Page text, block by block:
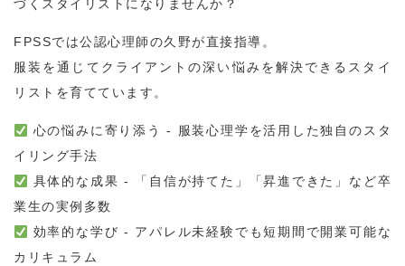
づくスタイリストになりませんか？
FPSSでは公認心理師の久野が直接指導。
服装を通じてクライアントの深い悩みを解決できるスタイ
リストを育てています。
心の悩みに寄り添う - 服装心理学を活用した独自のスタ
イリング手法
具体的な成果 - 「自信が持てた」「昇進できた」など卒
業生の実例多数
効率的な学び - アパレル未経験でも短期間で開業可能な
カリキュラム